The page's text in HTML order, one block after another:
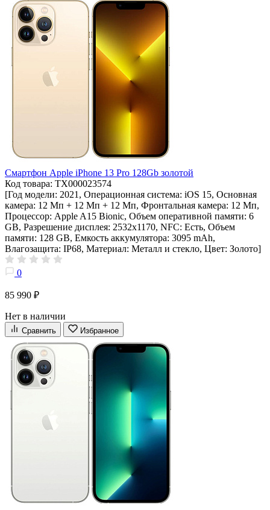
Смартфон Apple iPhone 13 Pro 128Gb золотой
Код товара: ТХ000023574
[Год модели: 2021, Операционная система: iOS 15, Основная
камера: 12 Мп + 12 Мп + 12 Мп, Фронтальная камера: 12 Мп,
Процессор: Apple A15 Bionic, Объем оперативной памяти: 6
GB, Разрешение дисплея: 2532х1170, NFC: Есть, Объем
памяти: 128 GB, Емкость аккумулятора: 3095 mAh,
Влагозащита: IP68, Материал: Металл и стекло, Цвет: Золото]
0
85 990 ₽
Нет в наличии
Сравнить Избранное